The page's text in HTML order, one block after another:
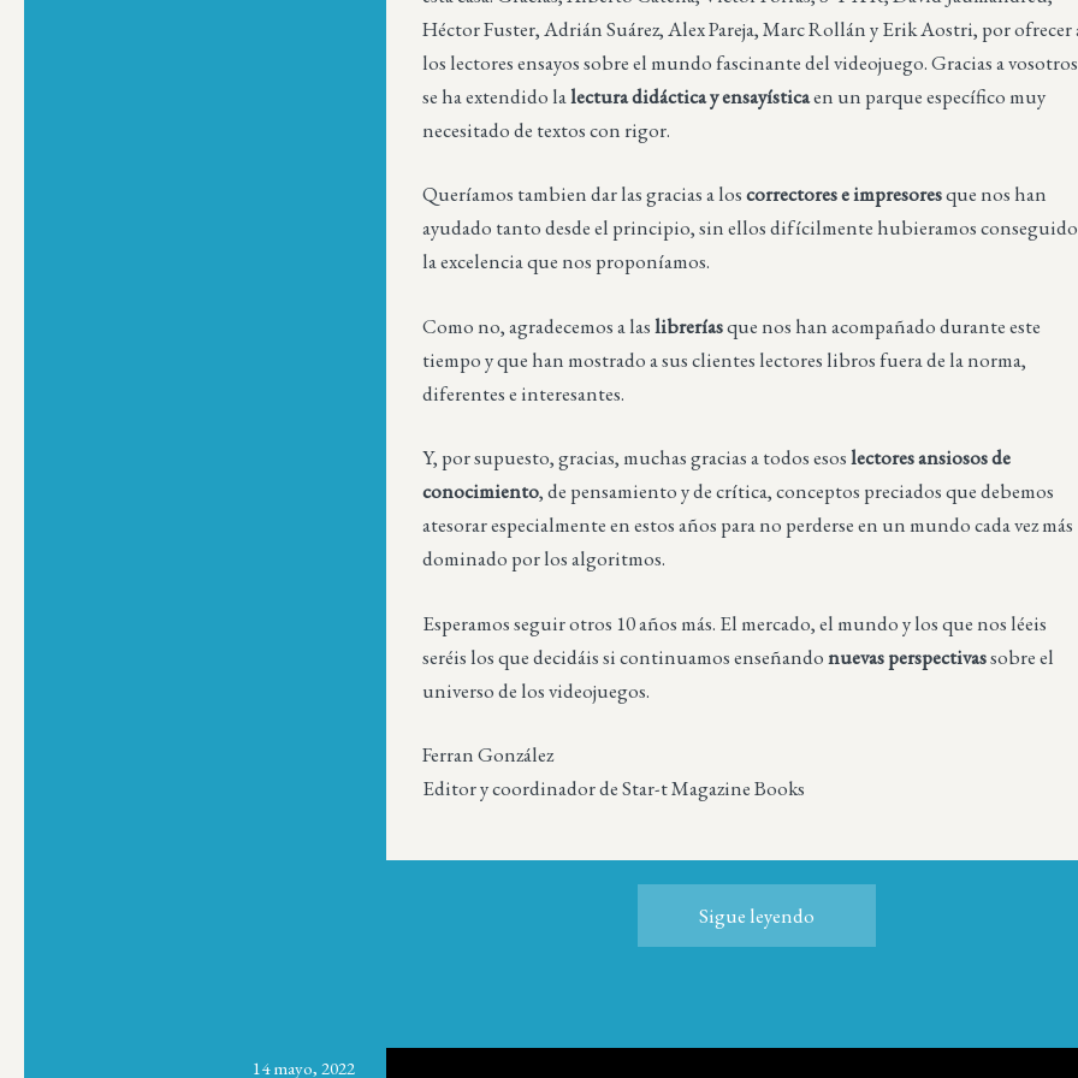
Héctor Fuster, Adrián Suárez, Alex Pareja, Marc Rollán y Erik Aostri, por ofrecer
los lectores ensayos sobre el mundo fascinante del videojuego. Gracias a vosotros
se ha extendido lalectura didáctica y ensayísticaen un parque específico muy
necesitado de textos con rigor.
Queríamos tambien dar las gracias a loscorrectores e impresoresque nos han
ayudado tanto desde el principio, sin ellos difícilmente hubieramos conseguido
la excelencia que nos proponíamos.
Como no, agradecemos a laslibreríasque nos han acompañado durante este
tiempo y que han mostrado a sus clientes lectores libros fuera de la norma,
diferentes e interesantes.
Y, por supuesto, gracias, muchas gracias a todos esoslectores ansiosos de
conocimiento, de pensamiento y de crítica, conceptos preciados que debemos
atesorar especialmente en estos años para no perderse en un mundo cada vez más
dominado por los algoritmos.
Esperamos seguir otros 10 años más. El mercado, el mundo y los que nos léeis
seréis los que decidáis si continuamos enseñandonuevas perspectivassobre el
universo de los videojuegos.
Ferran González
Editor y coordinador de Star-t Magazine Books
Sigue leyendo
14 mayo, 2022